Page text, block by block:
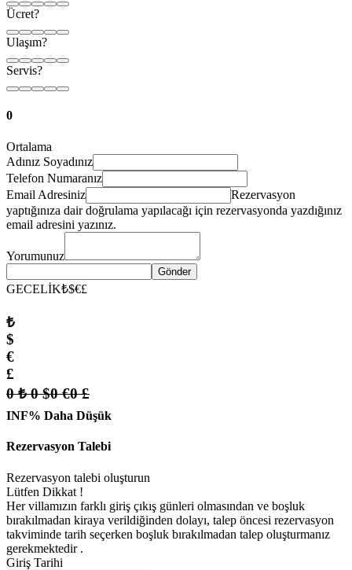
Ücret?
Ulaşım?
Servis?
0
Ortalama
Adınız Soyadınız
Telefon Numaranız
Email Adresiniz
Rezervasyon
yaptığınıza dair doğrulama yapılacağı için rezervasyonda yazdığınız
email adresini yazınız.
Yorumunuz
Gönder
GECELİK₺$€£
₺
$
€
£
0 ₺0 $0 €0 £
INF% Daha Düşük
Rezervasyon Talebi
Rezervasyon talebi oluşturun
Lütfen Dikkat !
Her villamızın farklı giriş çıkış günleri olmasından ve boşluk
bırakılmadan kiraya verildiğinden dolayı, talep öncesi rezervasyon
takviminde tarih seçerken boşluk bırakılmadan talep oluşturmanız
gerekmektedir .
Giriş Tarihi